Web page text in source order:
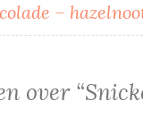
–
over “